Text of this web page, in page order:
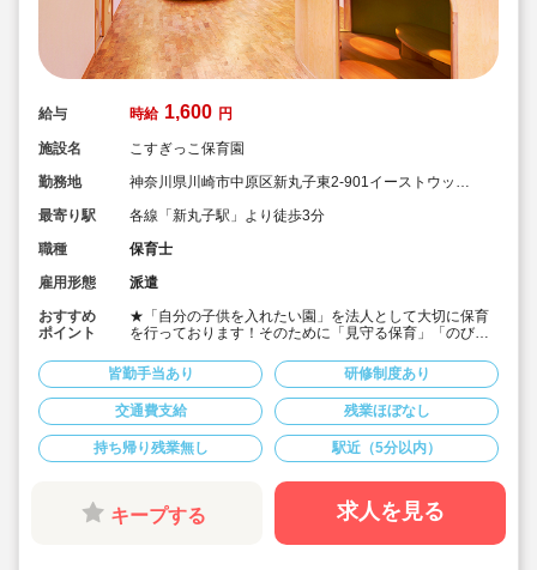
給与 時給 1,600 円
施設名
こすぎっこ保育園
勤務地
神奈川県川崎市中原区新丸子東2-901イーストウッド
最寄り駅
各線「新丸子駅」より徒歩3分
職種
保育士
雇用形態
派遣
おすすめ
ポイント
★「自分の子供を入れたい園」を法人として大切に保育
を行っております！そのために「見守る保育」「のびの
す♪
★保育士専任のコンサルタントがあなたの派遣就業を安
心サポートいたします
★新丸子駅より徒歩3分の定員30名の認可保育園！
★時給1,600円の求人です！
★勤務条件等相談可能です！
キララサポートで派遣就業する3つのメリット
・求人提案から就業後のサポートまで専任コンサルタン
トが細やかに対応します
・手当や福利厚生については当社独自のサービスもご用
皆勤手当あり 研修制度あり
交通費支給 残業ほぼなし
持ち帰り残業無し 駅近（5分以内）
キープする 求人を見る